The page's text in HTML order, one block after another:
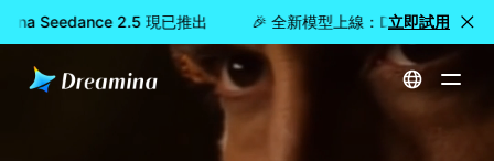
Seedance 2.5 現已推出 🎉 全新模型上線：Dreamina
立即試用
首頁 建立 免費簡單的AI視訊生成器